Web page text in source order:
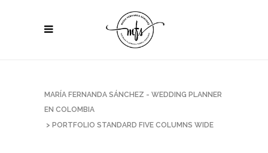
MARÍA FERNANDA SÁNCHEZ - WEDDING PLANNER
EN COLOMBIA
> PORTFOLIO STANDARD FIVE COLUMNS WIDE